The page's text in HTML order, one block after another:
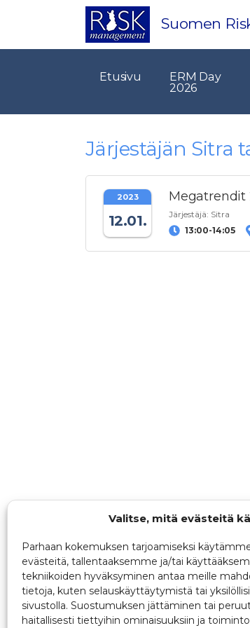
Valitse, mitä evästeitä
Parhaan kokemuksen tarjoamiseksi
evästeitä, tallentaaksemme ja/tai
tekniikoiden hyväksyminen antaa meille
tietoja, kuten selauskäyttäytymistä tai
sivustolla. Suostumuksen jättäminen tai
haitallisesti tiettyihin ominaisuuksiin ja
Suomen
Etusivu
ERM Day
2026
Järjestäjän Sitra
2023
12.01.
Megatrendit
Järjestäjä: Sitra
13:00-14:05